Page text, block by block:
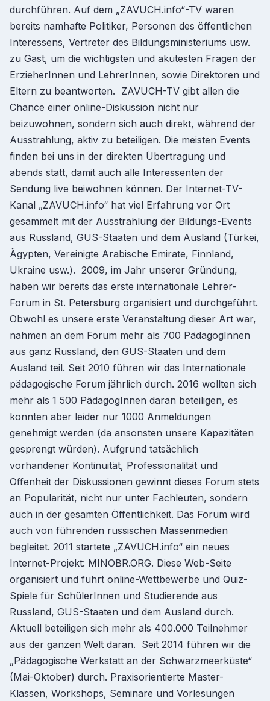
durchführen. Auf dem „ZAVUCH.info“-TV waren
bereits namhafte Politiker, Personen des öffentlichen
Interessens, Vertreter des Bildungsministeriums usw.
zu Gast, um die wichtigsten und akutesten Fragen der
ErzieherInnen und LehrerInnen, sowie Direktoren und
Eltern zu beantworten. ZAVUCH-TV gibt allen die
Chance einer online-Diskussion nicht nur
beizuwohnen, sondern sich auch direkt, während der
Ausstrahlung, aktiv zu beteiligen. Die meisten Events
finden bei uns in der direkten Übertragung und
abends statt, damit auch alle Interessenten der
Sendung live beiwohnen können. Der Internet-TV-
Kanal „ZAVUCH.info“ hat viel Erfahrung vor Ort
gesammelt mit der Ausstrahlung der Bildungs-Events
aus Russland, GUS-Staaten und dem Ausland (Türkei,
Ägypten, Vereinigte Arabische Emirate, Finnland,
Ukraine usw.). 2009, im Jahr unserer Gründung,
haben wir bereits das erste internationale Lehrer-
Forum in St. Petersburg organisiert und durchgeführt.
Obwohl es unsere erste Veranstaltung dieser Art war,
nahmen an dem Forum mehr als 700 PädagogInnen
aus ganz Russland, den GUS-Staaten und dem
Ausland teil. Seit 2010 führen wir das Internationale
pädagogische Forum jährlich durch. 2016 wollten sich
mehr als 1 500 PädagogInnen daran beteiligen, es
konnten aber leider nur 1000 Anmeldungen
genehmigt werden (da ansonsten unsere Kapazitäten
gesprengt würden). Aufgrund tatsächlich
vorhandener Kontinuität, Professionalität und
Offenheit der Diskussionen gewinnt dieses Forum stets
an Popularität, nicht nur unter Fachleuten, sondern
auch in der gesamten Öffentlichkeit. Das Forum wird
auch von führenden russischen Massenmedien
begleitet. 2011 startete „ZAVUCH.info“ ein neues
Internet-Projekt: MINOBR.ORG. Diese Web-Seite
organisiert und führt online-Wettbewerbe und Quiz-
Spiele für SchülerInnen und Studierende aus
Russland, GUS-Staaten und dem Ausland durch.
Aktuell beteiligen sich mehr als 400.000 Teilnehmer
aus der ganzen Welt daran. Seit 2014 führen wir die
„Pädagogische Werkstatt an der Schwarzmeerküste“
(Mai-Oktober) durch. Praxisorientierte Master-
Klassen, Workshops, Seminare und Vorlesungen